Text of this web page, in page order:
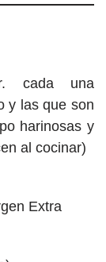
cada una
y las que son
harinosas y
al cocinar)
Extra